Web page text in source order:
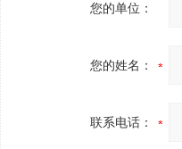
您的单位：
您的姓名：
联系电话：